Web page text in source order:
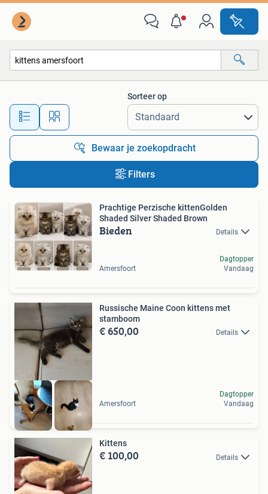
Alle afstanden…
Sorteer op
Bewaar je zoekopdracht
Filters
Prachtige Perzische kittenGolden
Shaded Silver Shaded Brown
Bieden Details
Amersfoort
Dagtopper
Vandaag
Russische Maine Coon kittens met
stamboom
€ 650,00 Details
Amersfoort
Dagtopper
Vandaag
Kittens
€ 100,00 Details